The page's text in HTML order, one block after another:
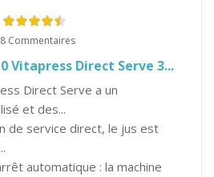
Commentaires
Vitapress Direct Serve 3...
Direct Serve a un
et des...
de service direct, le jus est
automatique : la machine